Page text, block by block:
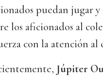
puedan jugar
los aficionados al
con la atención al
Júpiter